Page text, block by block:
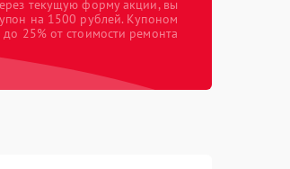
текущую форму акции, вы
на 1500 рублей. Купоном
25% от стоимости ремонта